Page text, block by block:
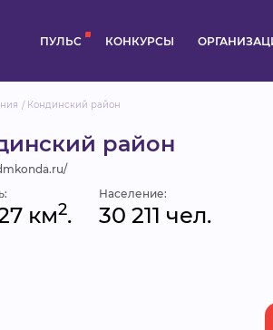
ПУЛЬС КОНКУРСЫ
Кондинский район
район
км2.
Население:
30 211 чел.